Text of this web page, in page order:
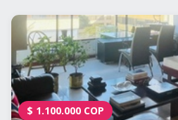
$ 1.100.000 COP